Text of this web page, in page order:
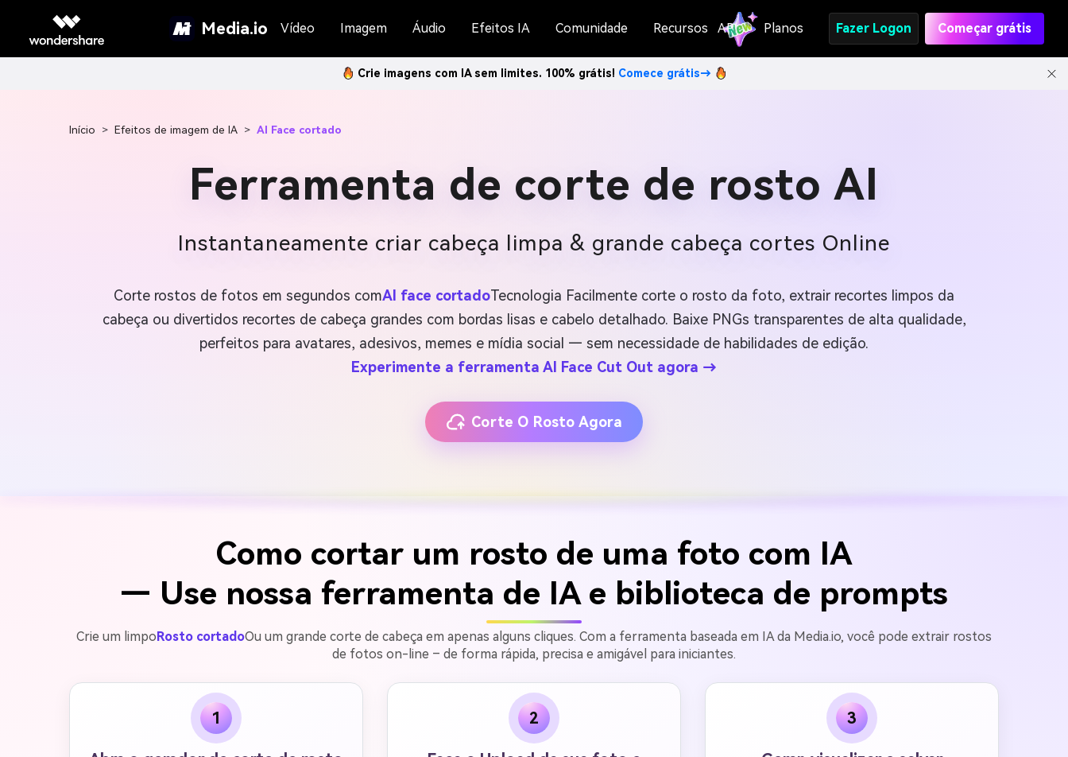
Media.io Vídeo Imagem Áudio Efeitos IA Comunidade Recursos API Planos Fazer Logon Começar grátis
Crie imagens com IA sem limites. 100% grátis! Comece grátis→
Início > Efeitos de imagem de IA > AI Face cortado
Ferramenta de corte de rosto AI
Instantaneamente criar cabeça limpa & grande cabeça cortes Online
Corte rostos de fotos em segundos comAI face cortadoTecnologia Facilmente corte o rosto da foto, extrair recortes limpos da
cabeça ou divertidos recortes de cabeça grandes com bordas lisas e cabelo detalhado. Baixe PNGs transparentes de alta qualidade,
perfeitos para avatares, adesivos, memes e mídia social — sem necessidade de habilidades de edição.
Experimente a ferramenta AI Face Cut Out agora →
Corte O Rosto Agora
Como cortar um rosto de uma foto com IA
— Use nossa ferramenta de IA e biblioteca de prompts
Crie um limpoRosto cortadoOu um grande corte de cabeça em apenas alguns cliques. Com a ferramenta baseada em IA da Media.io, você pode extrair rostos
de fotos on-line – de forma rápida, precisa e amigável para iniciantes.
1 2 3